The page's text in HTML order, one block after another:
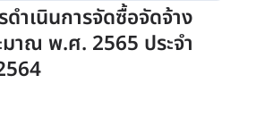
ำเนินการจัดซื้อจัดจ้าง
มาณ พ.ศ. 2565 ประจำ